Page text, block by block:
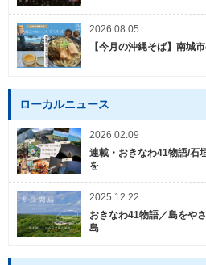
2026.08.05
【今月の沖縄そば】南城
ローカルニュース
2026.02.09
連載・おきなわ41物語/石
を
2025.12.22
おきなわ41物語／島をや
島